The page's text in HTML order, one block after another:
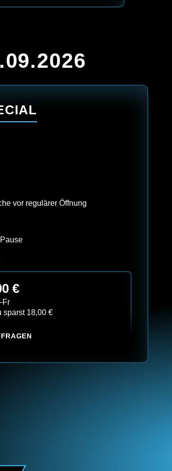
vor regulärer Öffnung
€
sparst 18,00 €